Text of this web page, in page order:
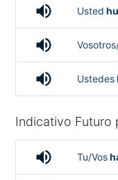
volume_up Usted
volume_up
volume_up Ustedes
Indicativo Futuro
volume_up Tu/Vos